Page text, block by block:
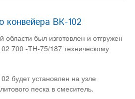
конвейера ВК-102
области был изготовлен и отгружен
700 -ТН-75/187 техническому
будет установлен на узле
песка в смеситель.